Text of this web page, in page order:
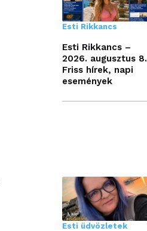
Esti Rikkancs
Esti Rikkancs –
2026. augusztus 8.
Friss hírek, napi
események
Esti üdvözletek